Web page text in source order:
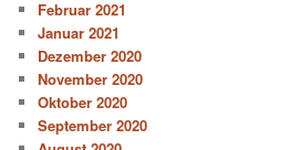
Februar 2021
Januar 2021
Dezember 2020
November 2020
Oktober 2020
September 2020